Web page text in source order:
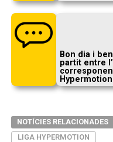
Bon dia i
partit entre
Hypermotion
NOTÍCIES RELACIONADES
LIGA HYPERMOTION